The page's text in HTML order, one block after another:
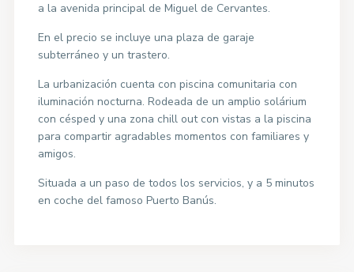
a la avenida principal de Miguel de Cervantes.
En el precio se incluye una plaza de garaje
subterráneo y un trastero.
La urbanización cuenta con piscina comunitaria con
iluminación nocturna. Rodeada de un amplio solárium
con césped y una zona chill out con vistas a la piscina
para compartir agradables momentos con familiares y
amigos.
Situada a un paso de todos los servicios, y a 5 minutos
en coche del famoso Puerto Banús.